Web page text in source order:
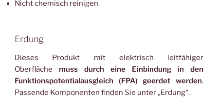
Nicht chemisch reinigen
Erdung
Dieses Produkt mit elektrisch leitfähiger
Oberfläche muss durch eine Einbindung in den
Funktionspotentialausgleich (FPA) geerdet werden.
Passende Komponenten finden Sie unter „Erdung“.